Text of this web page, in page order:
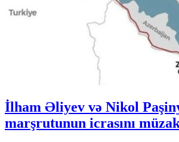
İlham Əliyev və Nikol
marşrutunun icrasını